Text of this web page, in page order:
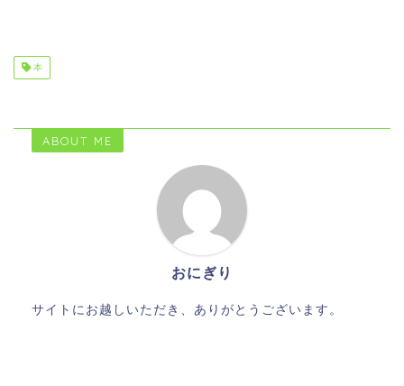
本
ABOUT ME
おにぎり
サイトにお越しいただき、ありがとうございます。